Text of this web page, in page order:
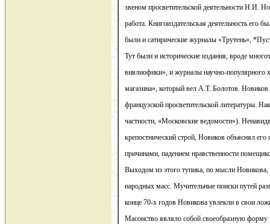
звеном просветительской деятельности Н.И.
работа. Книгоиздательская деятельность его
были и сатирические журналы «Трутень»,
Тут были и исторические издания, вроде
вивлиофики», и журналы научно-популярного
магазина», который вел А.Т. Болотов. Новиков
французской просветительской литературы.
частности, «Московские ведомости»).
крепостнический строй, Новиков объяснял
причинами, падением нравственности
Выходом из этого тупика, по мысли
народных масс. Мучительные поиски путей
конце 70-х годов Новикова увлекли в свои
Масонство являло собой своеобразную форму